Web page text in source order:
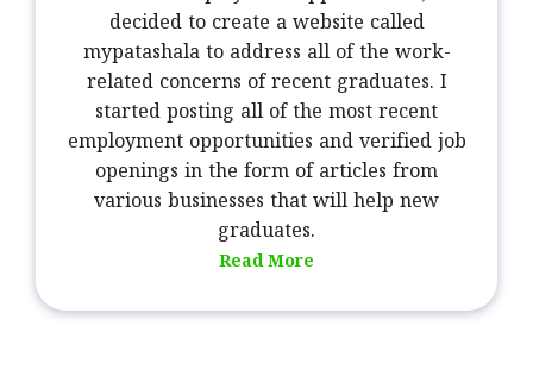
decided to create a website called
mypatashala to address all of the work-
related concerns of recent graduates. I
started posting all of the most recent
employment opportunities and verified job
openings in the form of articles from
various businesses that will help new
graduates.
Read More